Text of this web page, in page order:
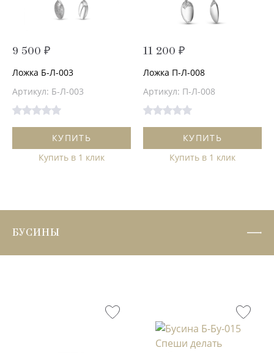
9 500 ₽
Ложка Б-Л-003
Артикул: Б-Л-003
КУПИТЬ
Купить в 1 клик
11 200 ₽
Ложка П-Л-008
Артикул: П-Л-008
КУПИТЬ
Купить в 1 клик
БУСИНЫ